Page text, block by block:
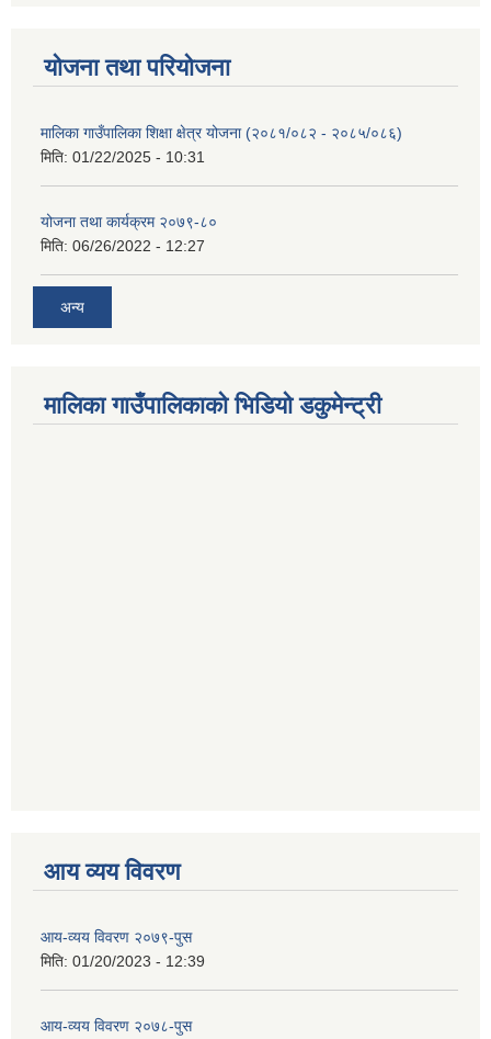
योजना तथा परियोजना
मालिका गाउँपालिका शिक्षा क्षेत्र योजना (२०८१/०८२ - २०८५/०८६)
मिति: 01/22/2025 - 10:31
योजना तथा कार्यक्रम २०७९-८०
मिति: 06/26/2022 - 12:27
अन्य
मालिका गाउँपालिकाको भिडियो डकुमेन्ट्री
आय व्यय विवरण
आय-व्यय विवरण २०७९-पुस
मिति: 01/20/2023 - 12:39
आय-व्यय विवरण २०७८-पुस